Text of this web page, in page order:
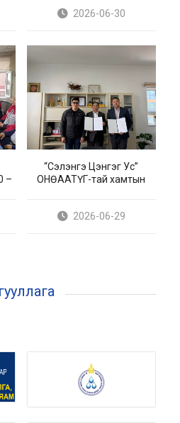
2026-06-30
–
“Сэлэнгэ Цэнгэг Ус”
ОНӨААТҮГ-тай хамтын
2026-06-29